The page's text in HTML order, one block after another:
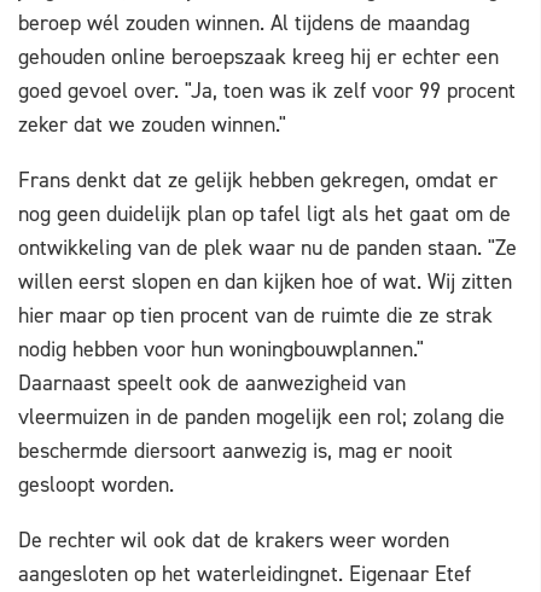
beroep wél zouden winnen. Al tijdens de maandag
gehouden online beroepszaak kreeg hij er echter een
goed gevoel over. "Ja, toen was ik zelf voor 99 procent
zeker dat we zouden winnen."
Frans denkt dat ze gelijk hebben gekregen, omdat er
nog geen duidelijk plan op tafel ligt als het gaat om de
ontwikkeling van de plek waar nu de panden staan. "Ze
willen eerst slopen en dan kijken hoe of wat. Wij zitten
hier maar op tien procent van de ruimte die ze strak
nodig hebben voor hun woningbouwplannen."
Daarnaast speelt ook de aanwezigheid van
vleermuizen in de panden mogelijk een rol; zolang die
beschermde diersoort aanwezig is, mag er nooit
gesloopt worden.
De rechter wil ook dat de krakers weer worden
aangesloten op het waterleidingnet. Eigenaar Etef